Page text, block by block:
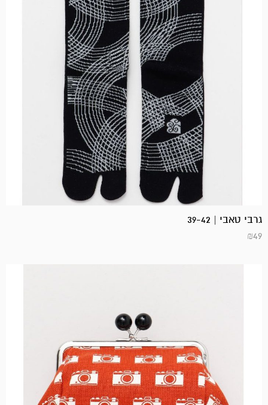
גרבי טאבי | 39-42
₪49